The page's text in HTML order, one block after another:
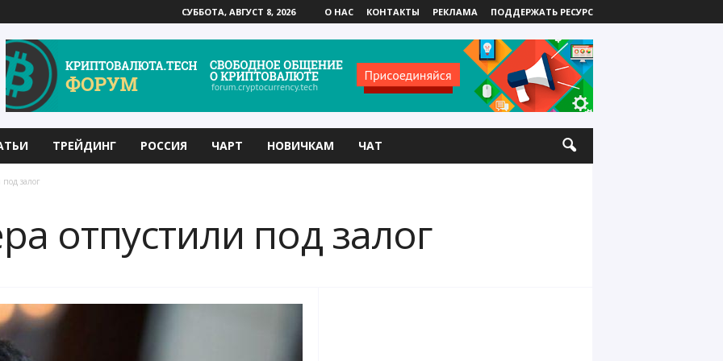
СУББОТА, АВГУСТ 8, 2026 О НАС КОНТАКТЫ РЕКЛАМА ПОДДЕРЖАТЬ РЕСУРС
ТРЕЙДИНГ РОССИЯ ЧАРТ НОВИЧКАМ ЧАТ
залог
отпустили под залог